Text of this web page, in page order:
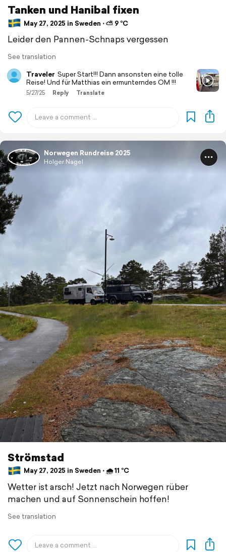
Tanken und Hanibal fixen
May 27, 2025 in Sweden ⋅ ⛅ 9 °C
Leider den Pannen-Schnaps vergessen
See translation
Traveler Super Start!!! Dann ansonsten eine tolle
Reise! Und für Matthias ein ermunterndes OM !!!
5/27/25 Reply Translate
Norwegen Rundreise 2025
Holger Nagel
Strömstad
May 27, 2025 in Sweden ⋅ 🌧 11 °C
Wetter ist arsch! Jetzt nach Norwegen rüber
machen und auf Sonnenschein hoffen!
See translation